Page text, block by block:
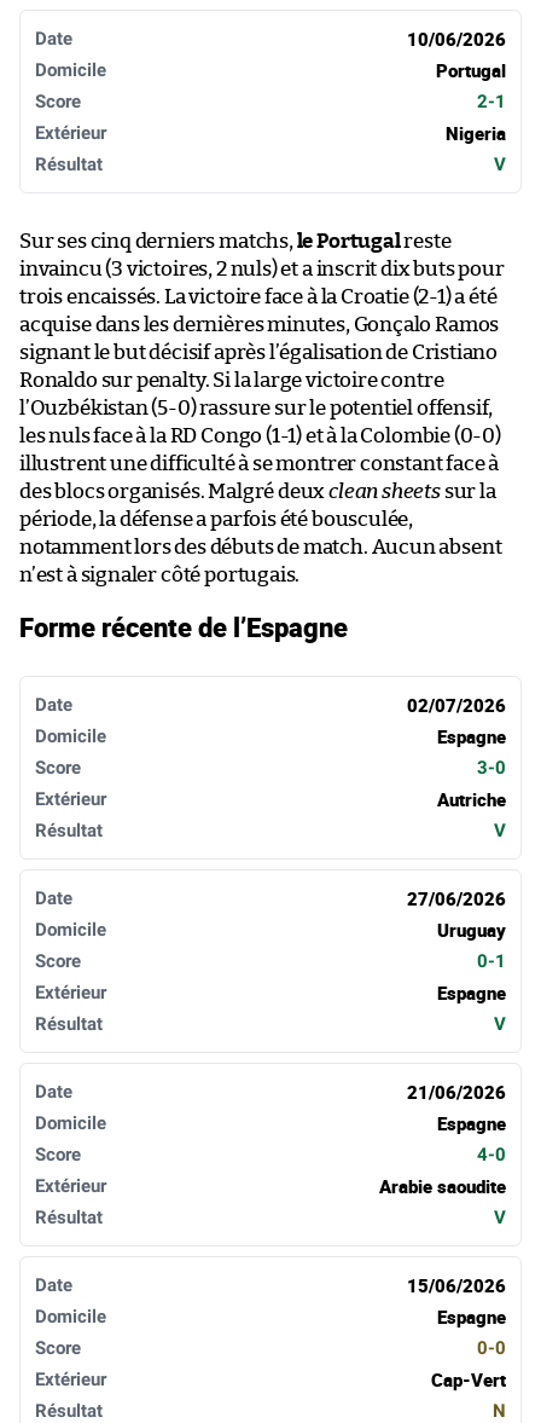
10/06/2026
Portugal
2-1
Nigeria
V
Sur ses cinq derniers matchs, le Portugalreste
invaincu (3 victoires, 2 nuls) et a inscrit dix buts pour
trois encaissés. La victoire face à la Croatie (2-1) a été
acquise dans les dernières minutes, Gonçalo Ramos
signant le but décisif après l’égalisation de Cristiano
Ronaldo sur penalty. Si la large victoire contre
l’Ouzbékistan (5-0) rassure sur le potentiel offensif,
les nuls face à la RD Congo (1-1) et à la Colombie (0-0)
illustrent une difficulté à se montrer constant face à
des blocs organisés. Malgré deuxclean sheetssur la
période, la défense a parfois été bousculée,
notamment lors des débuts de match. Aucun absent
n’est à signaler côté portugais.
Forme récente de l’Espagne
02/07/2026
Espagne
3-0
Autriche
V
27/06/2026
Uruguay
0-1
Espagne
V
21/06/2026
Espagne
4-0
Arabie saoudite
V
15/06/2026
Espagne
0-0
Cap-Vert
N